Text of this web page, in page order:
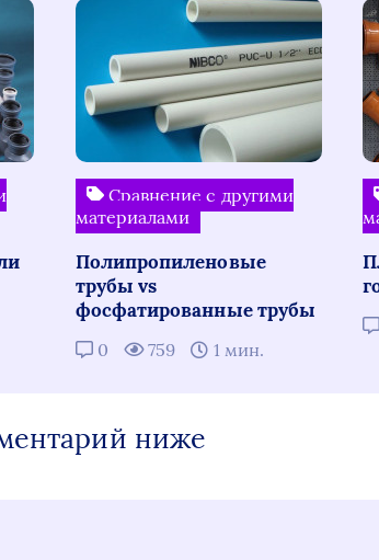
Сравнение с другими
материалами
Полипропиленовые
трубы vs
фосфатированные трубы
0 759 1 мин.
ниже